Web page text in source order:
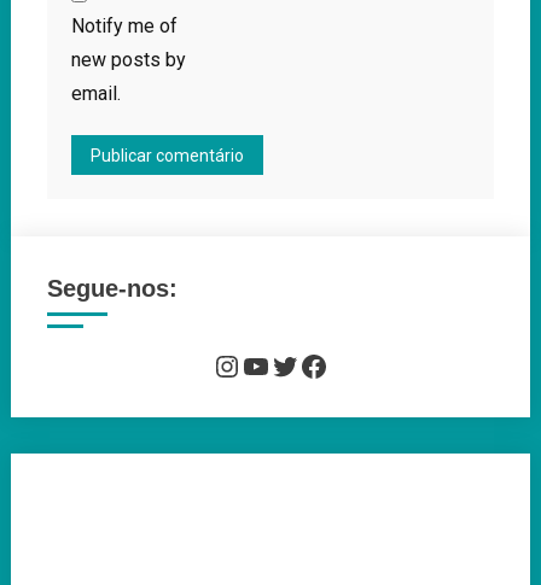
Notify me of
new posts by
email.
Segue-nos:
Instagram
YouTube
Twitter
Facebook